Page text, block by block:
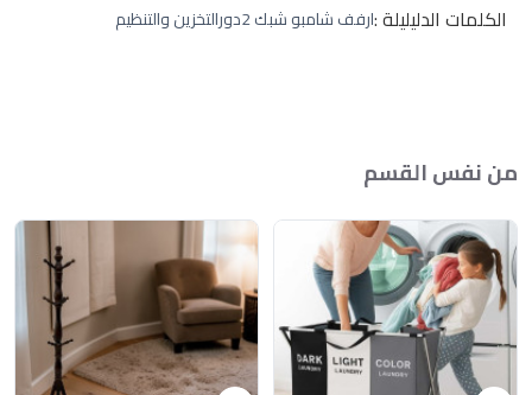
الكلمات الدليليلة :ارفف شامبو شبك 2دور التخزين والتنظيم
من نفس القسم